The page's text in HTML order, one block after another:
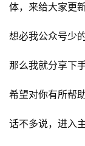
体，来给大家更
想必我公众号少
那么我就分享下
希望对你有所帮助
话不多说，进入主